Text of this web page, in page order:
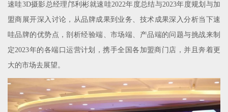
速哇3D摄影总经理邝利彬就速哇2022年度总结与2023年度规划与加
盟商展开深入讨论，从品牌成果到业务、技术成果深入分析当下速
哇品牌的优势点，剖析经验端、市场端、产品端的问题与挑战来制
定2023年的各端口运营计划，携手全国各加盟商门店，并且奔着更
大的市场去展望。